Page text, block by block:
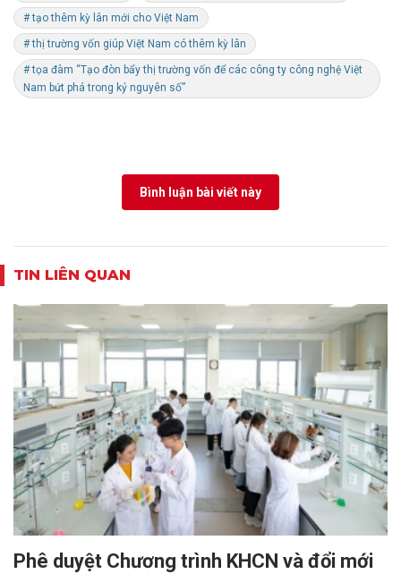
# tạo thêm kỳ lân mới cho Việt Nam
# thị trường vốn giúp Việt Nam có thêm kỳ lân
# tọa đàm “Tạo đòn bẩy thị trường vốn để các công ty công nghệ Việt
Nam bứt phá trong kỷ nguyên số”
Bình luận bài viết này
TIN LIÊN QUAN
Phê duyệt Chương trình KHCN và đổi mới